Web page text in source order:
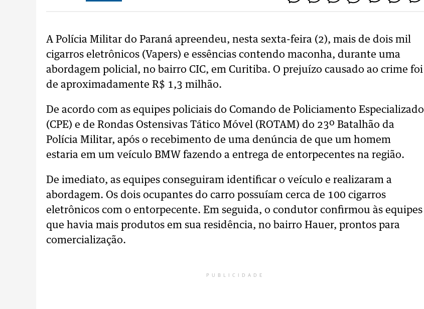
A Polícia Militar do Paraná apreendeu, nesta sexta-feira (2), mais de dois mil
cigarros eletrônicos (Vapers) e essências contendo maconha, durante uma
abordagem policial, no bairro CIC, em Curitiba. O prejuízo causado ao crime foi
de aproximadamente R$ 1,3 milhão.
De acordo com as equipes policiais do Comando de Policiamento Especializado
(CPE) e de Rondas Ostensivas Tático Móvel (ROTAM) do 23º Batalhão da
Polícia Militar, após o recebimento de uma denúncia de que um homem
estaria em um veículo BMW fazendo a entrega de entorpecentes na região.
De imediato, as equipes conseguiram identificar o veículo e realizaram a
abordagem. Os dois ocupantes do carro possuíam cerca de 100 cigarros
eletrônicos com o entorpecente. Em seguida, o condutor confirmou às equipes
que havia mais produtos em sua residência, no bairro Hauer, prontos para
comercialização.
PUBLICIDADE